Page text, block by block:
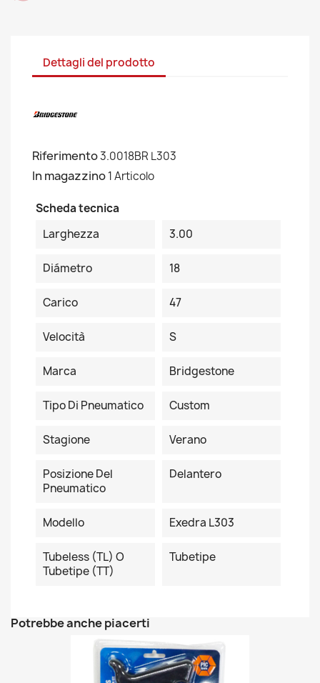
Dettagli del prodotto
Riferimento3.0018BR L303
In magazzino1 Articolo
Scheda tecnica
Larghezza
3.00
Diámetro 18
Carico 47
Velocità S
Marca Bridgestone
Tipo Di Pneumatico Custom
Stagione Verano
Posizione Del
Pneumatico
Delantero
Modello Exedra L303
Tubeless (TL) O
Tubetipe (TT)
Tubetipe
Potrebbe anche piacerti